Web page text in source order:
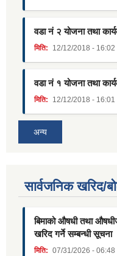
वडा नं २ योजना तथा
मिति: 12/12/2018 - 16:02
वडा नं १ योजना तथा
मिति: 12/12/2018 - 16:01
अन्य
सार्वजनिक खरिद/
बिमाको औषधी तथा
खरिद गर्ने सम्बन्धी सूचना
मिति: 07/31/2026 - 06:48